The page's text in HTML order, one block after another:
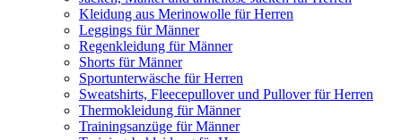
Kleidung aus Merinowolle für Herren
Leggings für Männer
Regenkleidung für Männer
Shorts für Männer
Sportunterwäsche für Herren
Sweatshirts, Fleecepullover und Pullover für Herren
Thermokleidung für Männer
Trainingsanzüge für Männer